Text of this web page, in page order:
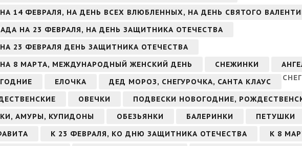
14 ФЕВРАЛЯ, НА ДЕНЬ ВСЕХ ВЛЮБЛЕННЫХ, НА ДЕНЬ СВЯТОГО
НА 23 ФЕВРАЛЯ, НА ДЕНЬ ЗАЩИТНИКА ОТЕЧЕСТВА
23 ФЕВРАЛЯ ДЕНЬ ЗАЩИТНИКА ОТЕЧЕСТВА
8 МАРТА, МЕЖДУНАРОДНЫЙ ЖЕНСКИЙ ДЕНЬ
СНЕЖИНКИ
ЕЛОЧКА ДЕД МОРОЗ, СНЕГУРОЧКА, САНТА КЛАУС
ОВЕЧКИ ПОДВЕСКИ НОВОГОДНИЕ,
АМУРЫ, КУПИДОНЫ
ОБЕЗЬЯНКИ БАЛЕРИНКИ ПЕТУШКИ
К 23 ФЕВРАЛЯ, КО ДНЮ ЗАЩИТНИКА ОТЕЧЕСТВА
К 8